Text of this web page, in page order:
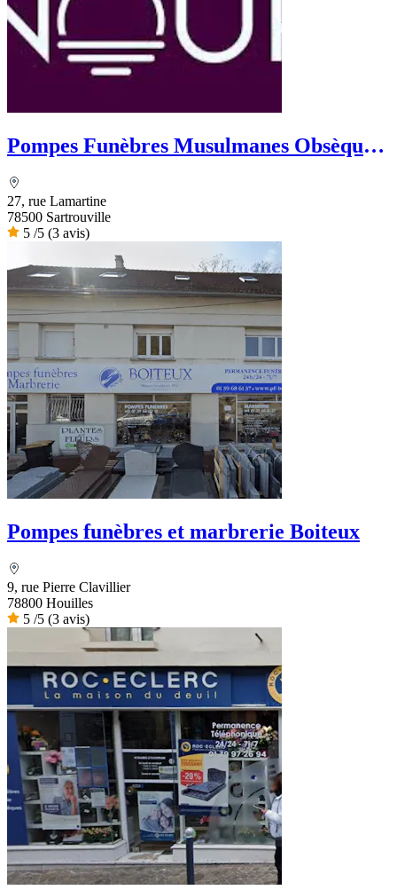
Pompes Funèbres Musulmanes Obsèques
27, rue Lamartine
78500 Sartrouville
5 /5 (3 avis)
Pompes funèbres et marbrerie Boiteux
9, rue Pierre Clavillier
78800 Houilles
5 /5 (3 avis)